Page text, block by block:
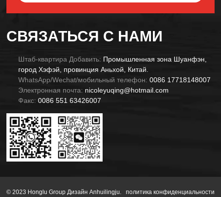
СВЯЗАТЬСЯ С НАМИ
Штаб-квартира Добавить: Промышленная зона Шуанфэн,
город Хэфэй, провинция Аньхой, Китай.
WhatsApp/Wechat/мобильный телефон: 0086 17718148007
Электронная почта: nicoleyuqing@hotmail.com
Факс: 0086 551 63426007
© 2023 Honglu Group Дизайн Anhuilingju. политика конфиденциальности